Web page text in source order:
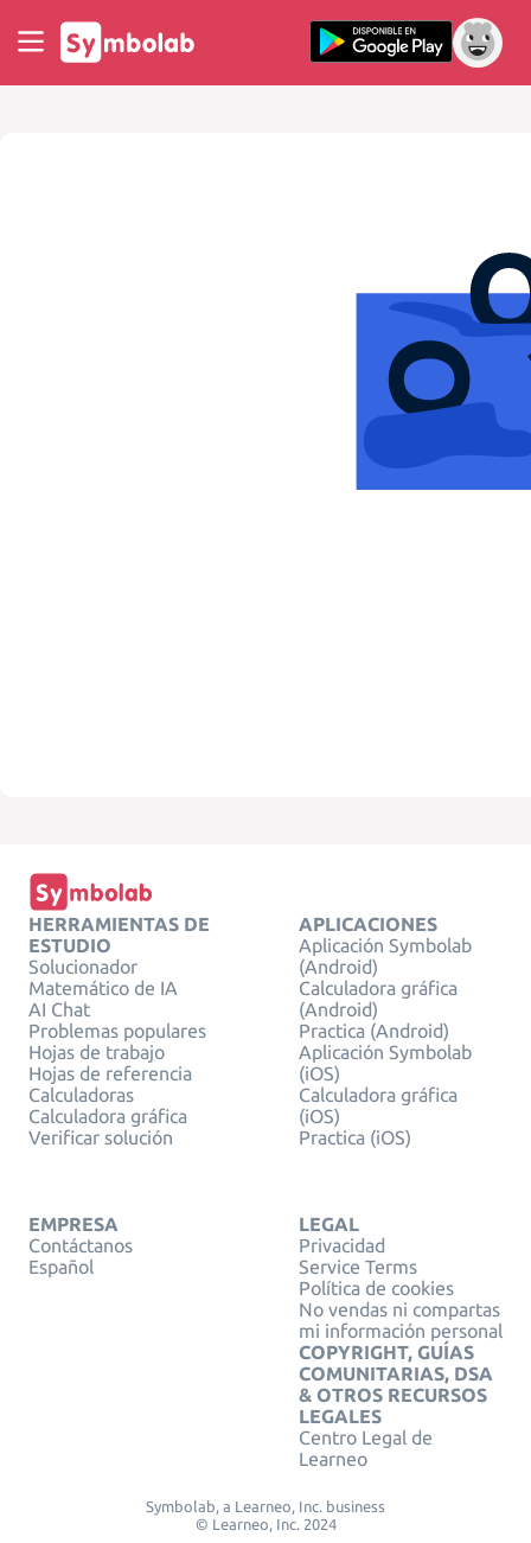
HERRAMIENTAS DE
ESTUDIO
Solucionador
Matemático de IA
AI Chat
Problemas populares
Hojas de trabajo
Hojas de referencia
Calculadoras
Calculadora gráfica
Verificar solución
APLICACIONES
Aplicación Symbolab
(Android)
Calculadora gráfica
(Android)
Practica (Android)
Aplicación Symbolab
(iOS)
Calculadora gráfica
(iOS)
Practica (iOS)
EMPRESA
Contáctanos
Español
LEGAL
Privacidad
Service Terms
Política de cookies
No vendas ni compartas
mi información personal
COPYRIGHT, GUÍAS
COMUNITARIAS, DSA
& OTROS RECURSOS
LEGALES
Centro Legal de
Learneo
Symbolab, a Learneo, Inc. business
© Learneo, Inc. 2024